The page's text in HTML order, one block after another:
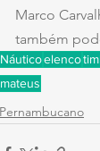
Marco
também
Náuticoelenco
mateus
Pernambucano